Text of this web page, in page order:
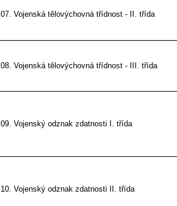
07. Vojenská tělovýchovná třídnost - II. třída
08. Vojenská tělovýchovná třídnost - III. třída
09. Vojenský odznak zdatnosti I. třída
10. Vojenský odznak zdatnosti II. třída